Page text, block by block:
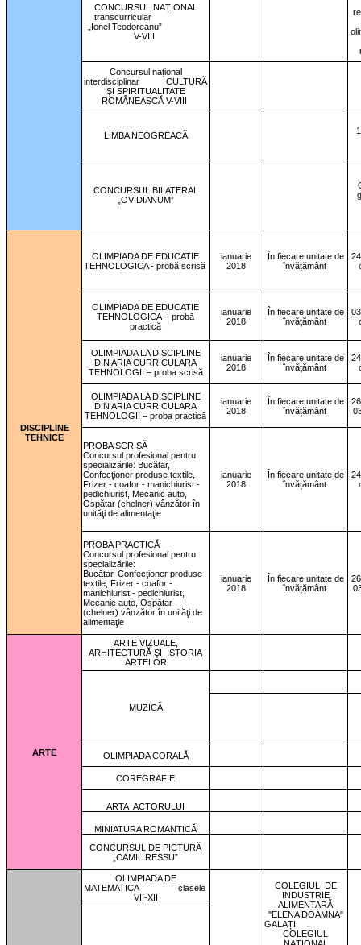
CONCURSUL NAȚIONAL
transcurricular
„Ionel Teodoreanu”
V-VIII
Concursul național
interdisciplinar
CULTURĂ
ŞI SPIRITUALITATE
ROMÂNEASCĂ V-VIII
LIMBA NEOGREACĂ
CONCURSUL BILATERAL
„OVIDIANUM”
DISCIPLINE
TEHNICE
OLIMPIADA DE EDUCATIE
TEHNOLOGICA - probă scrisă
ianuarie
2018
În fiecare unitate de
învățământ
OLIMPIADA DE EDUCATIE
TEHNOLOGICA - probă
practică
ianuarie
2018
În fiecare unitate de
învățământ
OLIMPIADA LA DISCIPLINE
DIN ARIA CURRICULARA
TEHNOLOGII – proba scrisă
ianuarie
2018
În fiecare unitate de
învățământ
OLIMPIADA LA DISCIPLINE
DIN ARIA CURRICULARA
TEHNOLOGII – proba practică
ianuarie
2018
În fiecare unitate de
învățământ
PROBA SCRISĂ
Concursul profesional pentru
specializările: Bucătar,
Confecţioner produse textile,
Frizer - coafor - manichiurist -
pedichiurist, Mecanic auto,
Ospătar (chelner) vânzător în
unităţi de alimentaţie
ianuarie
2018
În fiecare unitate de
învățământ
PROBA PRACTICĂ
Concursul profesional pentru
specializările:
Bucătar, Confecţioner produse
textile, Frizer - coafor -
manichiurist - pedichiurist,
Mecanic auto, Ospătar
(chelner) vânzător în unităţi de
alimentaţie
ianuarie
2018
În fiecare unitate de
învățământ
ARTE
ARTE VIZUALE,
ARHITECTURĂ ŞI
ISTORIA
ARTELOR
MUZICĂ
OLIMPIADA CORALĂ
COREGRAFIE
ARTA ACTORULUI
MINIATURA ROMANTICĂ
CONCURSUL DE PICTURĂ
„CAMIL RESSU”
OLIMPIADA DE
MATEMATICA
clasele
VII-XII
COLEGIUL
DE
INDUSTRIE
ALIMENTARĂ
"ELENA DOAMNA"
GALAȚI
COLEGIUL